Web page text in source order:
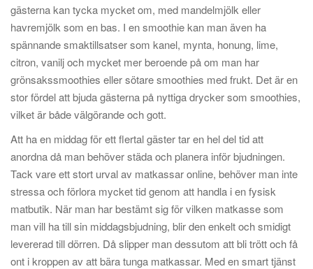
gästerna kan tycka mycket om, med mandelmjölk eller
havremjölk som en bas. I en smoothie kan man även ha
spännande smaktillsatser som kanel, mynta, honung, lime,
citron, vanilj och mycket mer beroende på om man har
grönsakssmoothies eller sötare smoothies med frukt. Det är en
stor fördel att bjuda gästerna på nyttiga drycker som smoothies,
vilket är både välgörande och gott.
Att ha en middag för ett flertal gäster tar en hel del tid att
anordna då man behöver städa och planera inför bjudningen.
Tack vare ett stort urval av matkassar online, behöver man inte
stressa och förlora mycket tid genom att handla i en fysisk
matbutik. När man har bestämt sig för vilken matkasse som
man vill ha till sin middagsbjudning, blir den enkelt och smidigt
levererad till dörren. Då slipper man dessutom att bli trött och få
ont i kroppen av att bära tunga matkassar. Med en smart tjänst